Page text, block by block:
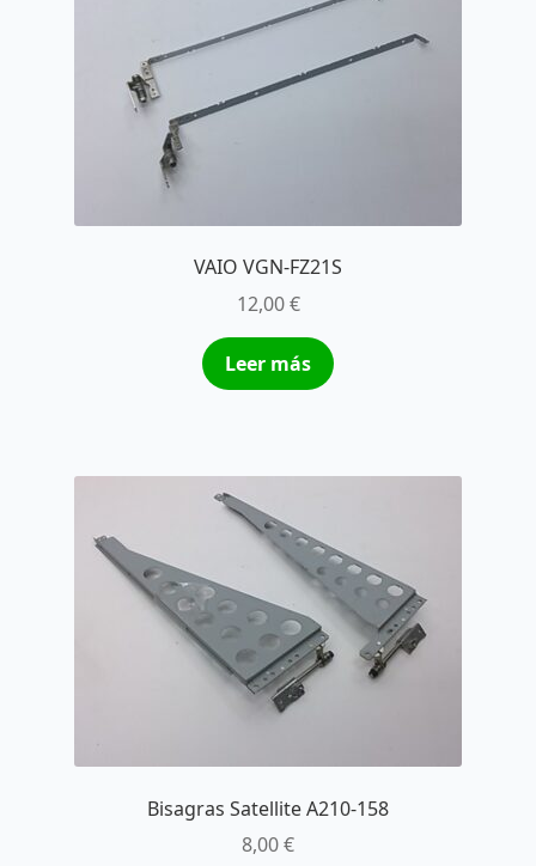
VAIO VGN-FZ21S
12,00€
Leer más
Bisagras Satellite A210-158
8,00€